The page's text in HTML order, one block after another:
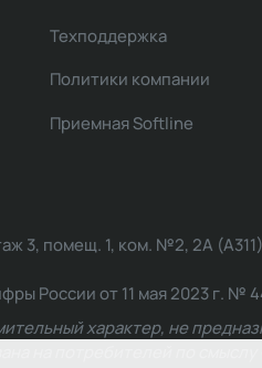
Техподдержка
Политики компании
Приемная Softline
3, помещ. 1, ком. №2, 2А (А311)
России от 11 мая 2023 г. №
характер, не